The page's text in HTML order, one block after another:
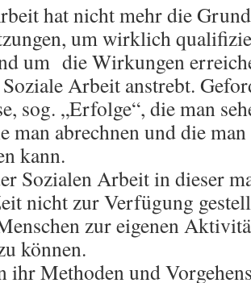
hat nicht mehr die
um wirklich
um die Wirkungen
Soziale Arbeit anstrebt.
sog. „Erfolge“, die man
man abrechnen und die
kann.
Sozialen Arbeit in dieser
nicht zur Verfügung
zur eigenen
können.
ihr Methoden und